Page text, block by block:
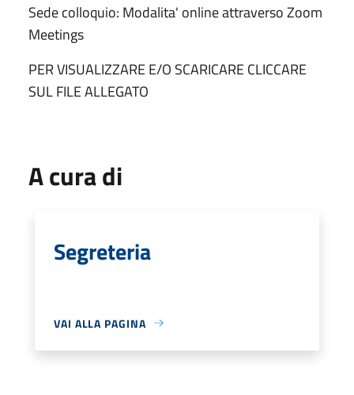
Sede colloquio: Modalita' online attraverso Zoom
Meetings
PER VISUALIZZARE E/O SCARICARE CLICCARE
SUL FILE ALLEGATO
A cura di
Segreteria
VAI ALLA PAGINA